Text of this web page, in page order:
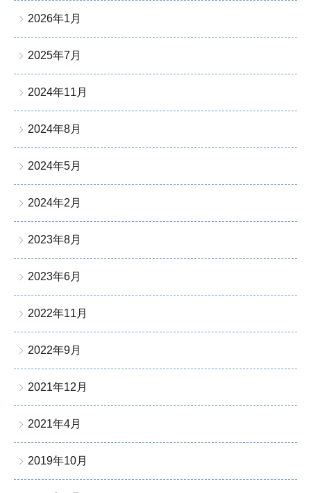
2026年1月
2025年7月
2024年11月
2024年8月
2024年5月
2024年2月
2023年8月
2023年6月
2022年11月
2022年9月
2021年12月
2021年4月
2019年10月